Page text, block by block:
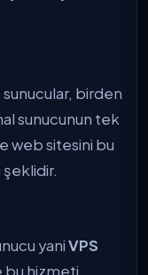
sunucular, birden
sunucunun tek
web sitesini bu
şeklidir.
yaniVPS